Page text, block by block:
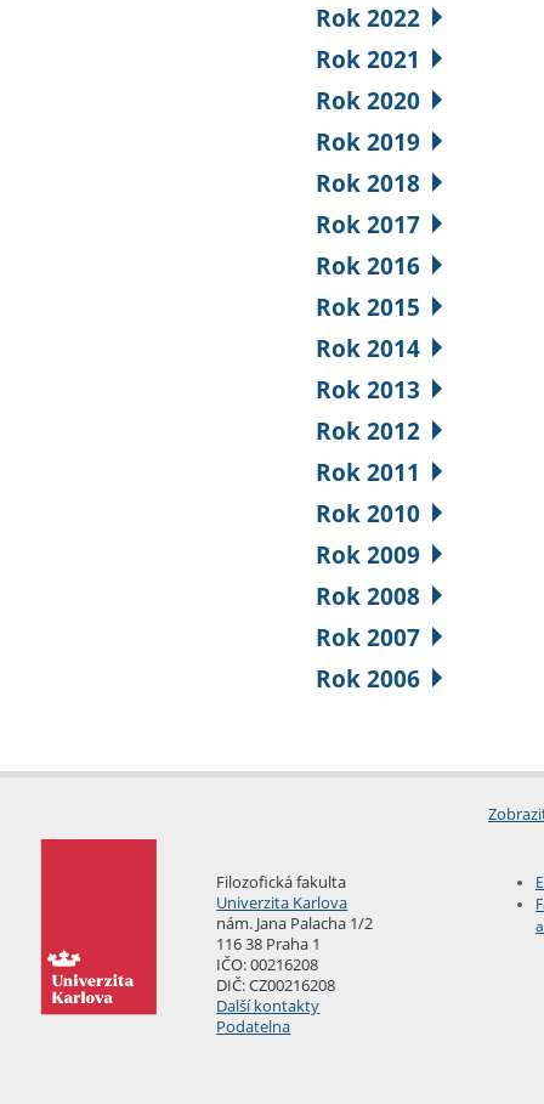
Rok 2022
Rok 2021
Rok 2020
Rok 2019
Rok 2018
Rok 2017
Rok 2016
Rok 2015
Rok 2014
Rok 2013
Rok 2012
Rok 2011
Rok 2010
Rok 2009
Rok 2008
Rok 2007
Rok 2006
Filozofická fakulta
Univerzita Karlova
nám. Jana Palacha 1/2
116 38 Praha 1
IČO: 00216208
DIČ: CZ00216208
Další kontakty
Podatelna